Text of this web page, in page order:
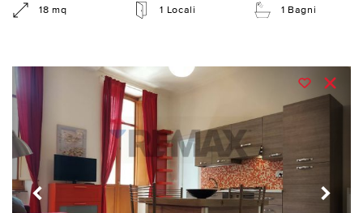
18 mq 1 Locali 1 Bagni